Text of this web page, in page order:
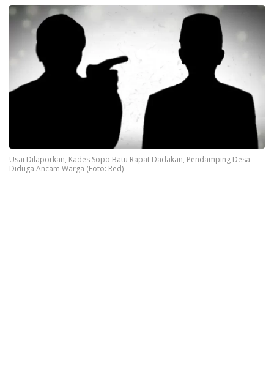
Usai Dilaporkan, Kades Sopo Batu Rapat Dadakan, Pendamping Desa
Diduga Ancam Warga (Foto: Red)